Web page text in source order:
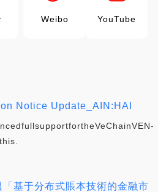
Weibo YouTube
Notice Update_AIN:HAI
基于分布式賬本技術的金融市